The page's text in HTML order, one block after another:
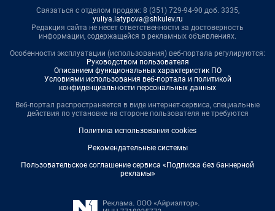
Связаться с отделом продаж: 8 (351) 729-94-90 доб. 3335,
yuliya.latypova@shkulev.ru
Редакция сайта не несет ответственности за достоверность
информации, содержащейся в рекламных объявлениях.
Особенности эксплуатации (использования) веб-портала регулируются:
Руководством пользователя
Описанием функциональных характеристик ПО
Условиями использования веб-портала и политикой
конфиденциальности персональных данных
Веб-портал распространяется в виде интернет-сервиса, специальные
действия по установке на стороне пользователя не требуются
Политика использования cookies
Рекомендательные системы
Пользовательское соглашение сервиса «Подписка без баннерной
рекламы»